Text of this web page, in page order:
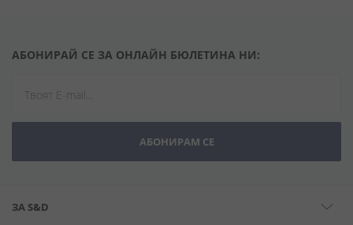
АБОНИРАЙ СЕ ЗА ОНЛАЙН БЮЛЕТИНА НИ:
АБОНИРАМ СЕ
ЗА S&D